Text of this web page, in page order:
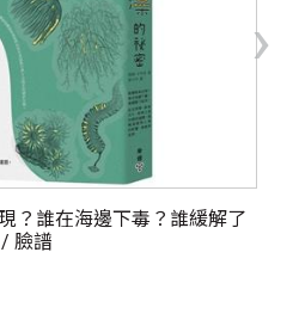
？誰在海邊下毒？誰緩解了
臉譜
›